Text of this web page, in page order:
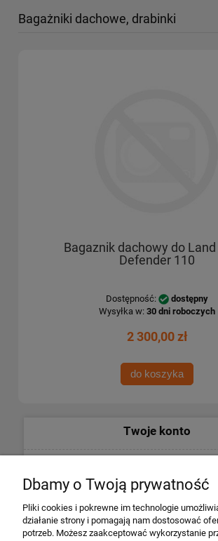
Bagażniki dachowe, drabinki
Bagaznik dachowy do Land
Defender 110
Dostępność:
dostępny
Wysyłka w: 30 dni roboczych
2 300,00 zł
do koszyka
Twoje konto
Płatności i dostawa
Dbamy o Twoją prywatność
Pliki cookies i pokrewne im technologie
działanie strony i pomagają nam dostosować
potrzeb. Możesz zaakceptować wykorzystanie